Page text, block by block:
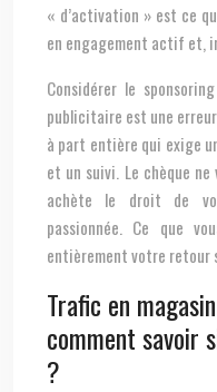
« d’activation » est ce
en engagement actif et,
Considérer le
publicitaire est une
à part entière qui exige
et un suivi. Le chèque
achète le droit de
passionnée. Ce que
entièrement votre retour
Trafic en
comment savoir
?